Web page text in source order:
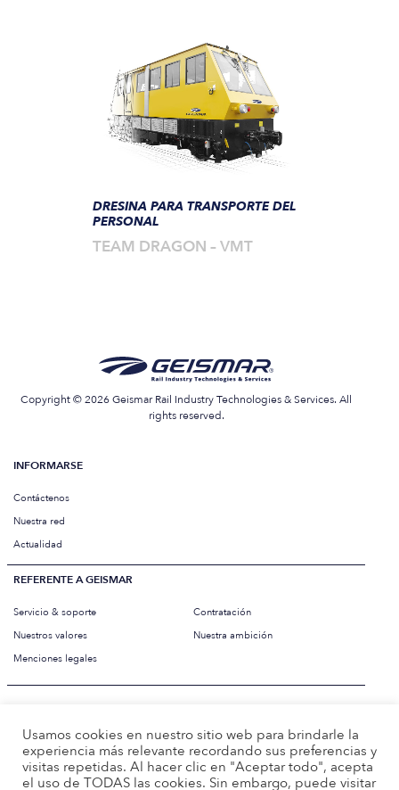
DRESINA PARA TRANSPORTE DEL
PERSONAL
TEAM DRAGON – VMT
Copyright © 2026 Geismar Rail Industry Technologies & Services. All
rights reserved.
INFORMARSE
Contáctenos
Nuestra red
Actualidad
REFERENTE A GEISMAR
Servicio & soporte
Contratación
Nuestros valores
Nuestra ambición
Menciones legales
IDIOMA Español
Usamos cookies en nuestro sitio web para brindarle la
experiencia más relevante recordando sus preferencias y
visitas repetidas. Al hacer clic en "Aceptar todo", acepta
el uso de TODAS las cookies. Sin embargo, puede visitar